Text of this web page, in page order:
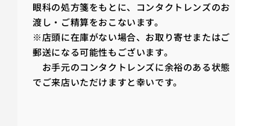
眼科の処方箋をもとに、コンタクトレンズのお
渡し・ご精算をおこないます。
※店頭に在庫がない場合、お取り寄せまたはご
郵送になる可能性もございます。
お手元のコンタクトレンズに余裕のある状態
でご来店いただけますと幸いです。